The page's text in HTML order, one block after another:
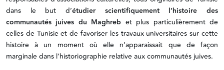
dans le but d’étudier scientifiquement l’histoire des
communautés juives du Maghreb et plus particulièrement de
celles de Tunisie et de favoriser les travaux universitaires sur cette
histoire à un moment où elle n’apparaissait que de façon
marginale dans l’historiographie relative aux communautés juives.